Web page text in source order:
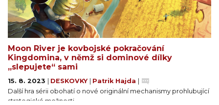
Moon River je kovbojské pokračování
Kingdomina, v němž si dominové dílky
„slepujete“ sami
15. 8. 2023 DESKOVKY Patrik Hajda
Další hra sérii obohatí o nové originální mechanismy prohlubující
strategické možnosti.